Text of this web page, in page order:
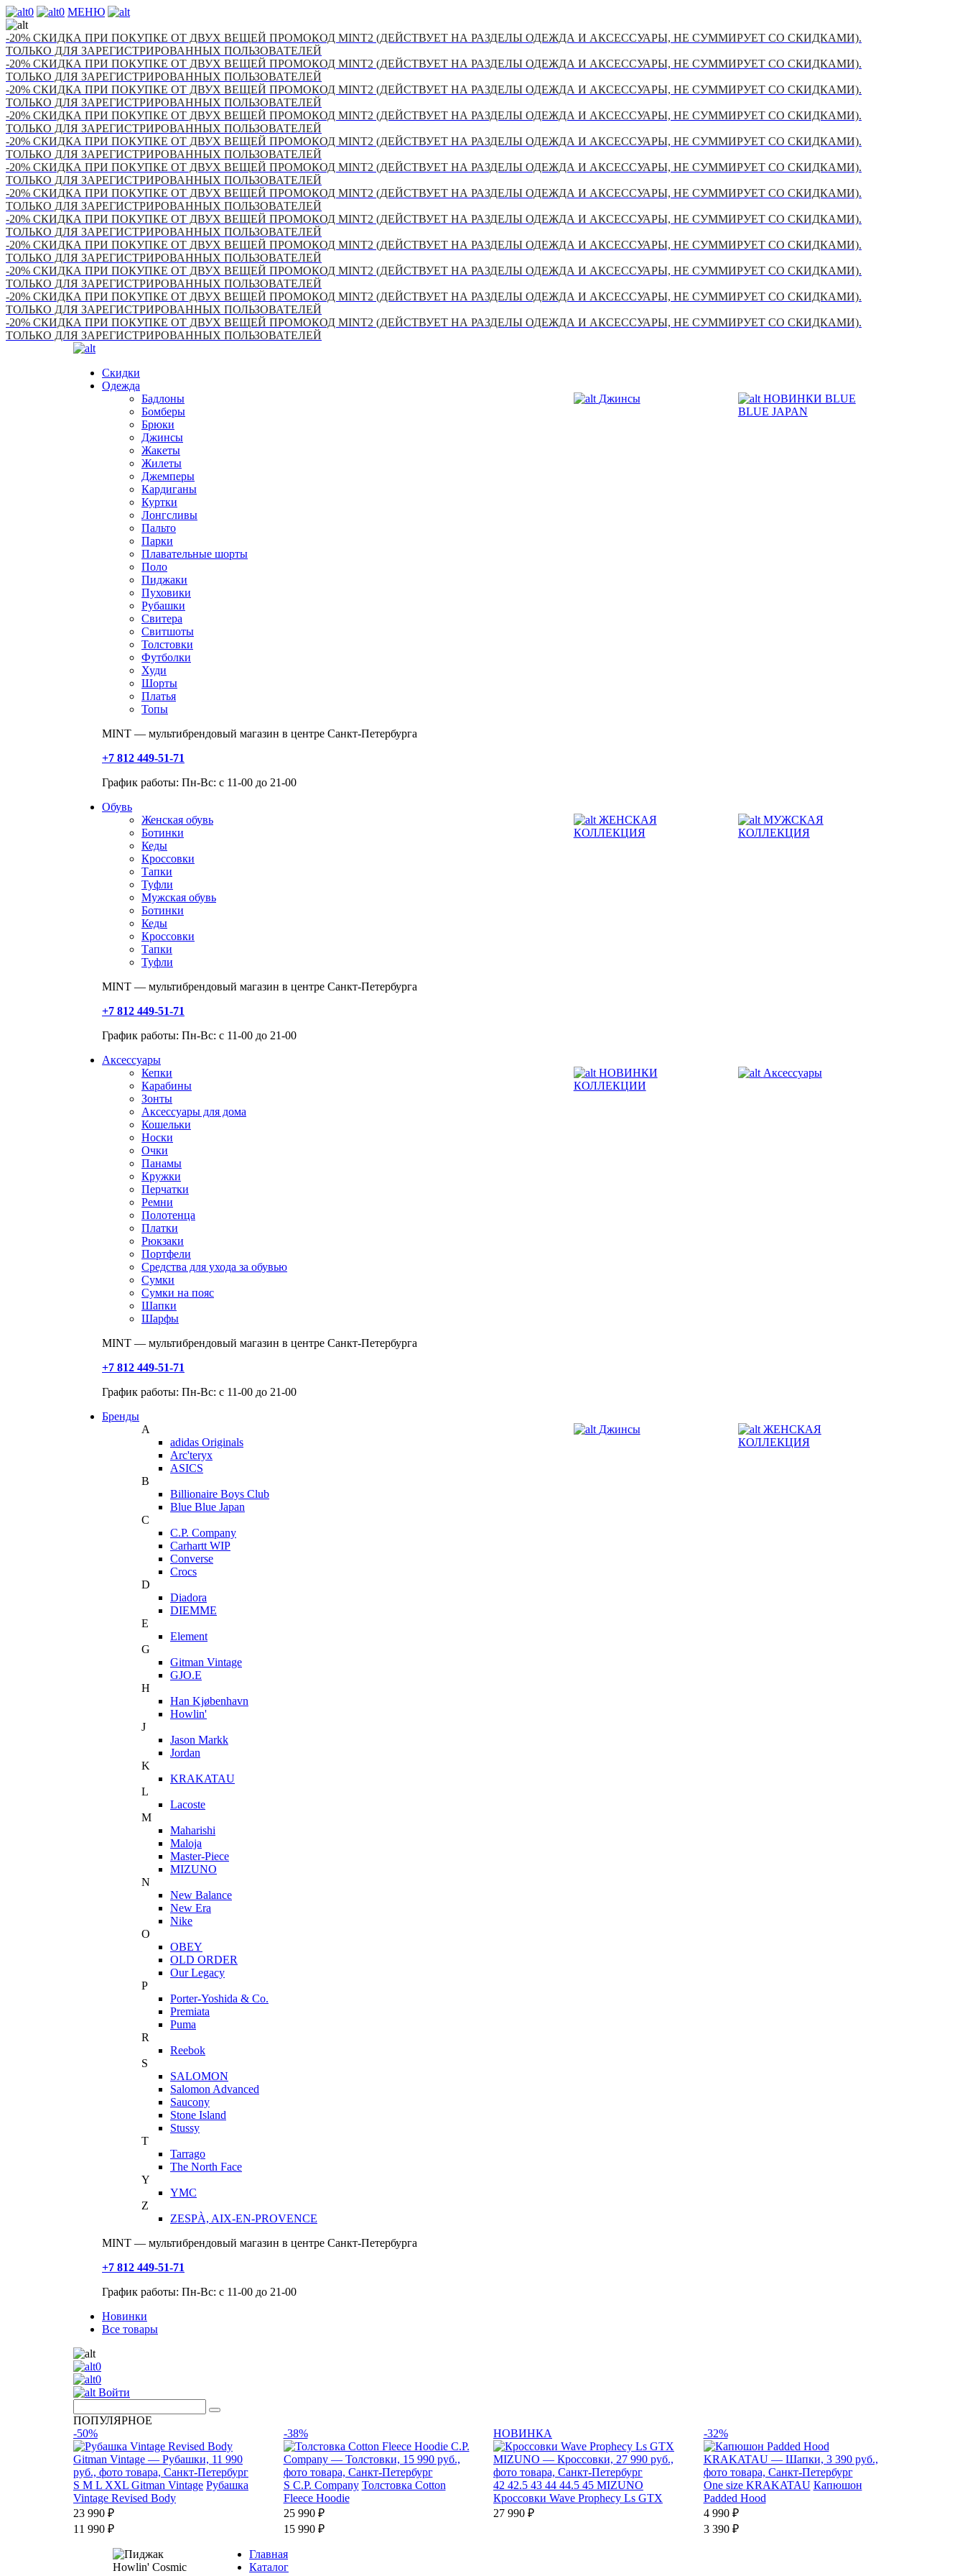
0 0 МЕНЮ
-20% СКИДКА ПРИ ПОКУПКЕ ОТ ДВУХ ВЕЩЕЙ ПРОМОКОД MINT2 (ДЕЙСТВУЕТ НА РАЗДЕЛЫ ОДЕЖДА И АКСЕССУАРЫ, НЕ СУММИРУЕТ СО СКИДКАМИ).
ТОЛЬКО ДЛЯ ЗАРЕГИСТРИРОВАННЫХ ПОЛЬЗОВАТЕЛЕЙ
-20% СКИДКА ПРИ ПОКУПКЕ ОТ ДВУХ ВЕЩЕЙ ПРОМОКОД MINT2 (ДЕЙСТВУЕТ НА РАЗДЕЛЫ ОДЕЖДА И АКСЕССУАРЫ, НЕ СУММИРУЕТ СО СКИДКАМИ).
ТОЛЬКО ДЛЯ ЗАРЕГИСТРИРОВАННЫХ ПОЛЬЗОВАТЕЛЕЙ
-20% СКИДКА ПРИ ПОКУПКЕ ОТ ДВУХ ВЕЩЕЙ ПРОМОКОД MINT2 (ДЕЙСТВУЕТ НА РАЗДЕЛЫ ОДЕЖДА И АКСЕССУАРЫ, НЕ СУММИРУЕТ СО СКИДКАМИ).
ТОЛЬКО ДЛЯ ЗАРЕГИСТРИРОВАННЫХ ПОЛЬЗОВАТЕЛЕЙ
-20% СКИДКА ПРИ ПОКУПКЕ ОТ ДВУХ ВЕЩЕЙ ПРОМОКОД MINT2 (ДЕЙСТВУЕТ НА РАЗДЕЛЫ ОДЕЖДА И АКСЕССУАРЫ, НЕ СУММИРУЕТ СО СКИДКАМИ).
ТОЛЬКО ДЛЯ ЗАРЕГИСТРИРОВАННЫХ ПОЛЬЗОВАТЕЛЕЙ
-20% СКИДКА ПРИ ПОКУПКЕ ОТ ДВУХ ВЕЩЕЙ ПРОМОКОД MINT2 (ДЕЙСТВУЕТ НА РАЗДЕЛЫ ОДЕЖДА И АКСЕССУАРЫ, НЕ СУММИРУЕТ СО СКИДКАМИ).
ТОЛЬКО ДЛЯ ЗАРЕГИСТРИРОВАННЫХ ПОЛЬЗОВАТЕЛЕЙ
-20% СКИДКА ПРИ ПОКУПКЕ ОТ ДВУХ ВЕЩЕЙ ПРОМОКОД MINT2 (ДЕЙСТВУЕТ НА РАЗДЕЛЫ ОДЕЖДА И АКСЕССУАРЫ, НЕ СУММИРУЕТ СО СКИДКАМИ).
ТОЛЬКО ДЛЯ ЗАРЕГИСТРИРОВАННЫХ ПОЛЬЗОВАТЕЛЕЙ
-20% СКИДКА ПРИ ПОКУПКЕ ОТ ДВУХ ВЕЩЕЙ ПРОМОКОД MINT2 (ДЕЙСТВУЕТ НА РАЗДЕЛЫ ОДЕЖДА И АКСЕССУАРЫ, НЕ СУММИРУЕТ СО СКИДКАМИ).
ТОЛЬКО ДЛЯ ЗАРЕГИСТРИРОВАННЫХ ПОЛЬЗОВАТЕЛЕЙ
-20% СКИДКА ПРИ ПОКУПКЕ ОТ ДВУХ ВЕЩЕЙ ПРОМОКОД MINT2 (ДЕЙСТВУЕТ НА РАЗДЕЛЫ ОДЕЖДА И АКСЕССУАРЫ, НЕ СУММИРУЕТ СО СКИДКАМИ).
ТОЛЬКО ДЛЯ ЗАРЕГИСТРИРОВАННЫХ ПОЛЬЗОВАТЕЛЕЙ
-20% СКИДКА ПРИ ПОКУПКЕ ОТ ДВУХ ВЕЩЕЙ ПРОМОКОД MINT2 (ДЕЙСТВУЕТ НА РАЗДЕЛЫ ОДЕЖДА И АКСЕССУАРЫ, НЕ СУММИРУЕТ СО СКИДКАМИ).
ТОЛЬКО ДЛЯ ЗАРЕГИСТРИРОВАННЫХ ПОЛЬЗОВАТЕЛЕЙ
-20% СКИДКА ПРИ ПОКУПКЕ ОТ ДВУХ ВЕЩЕЙ ПРОМОКОД MINT2 (ДЕЙСТВУЕТ НА РАЗДЕЛЫ ОДЕЖДА И АКСЕССУАРЫ, НЕ СУММИРУЕТ СО СКИДКАМИ).
ТОЛЬКО ДЛЯ ЗАРЕГИСТРИРОВАННЫХ ПОЛЬЗОВАТЕЛЕЙ
-20% СКИДКА ПРИ ПОКУПКЕ ОТ ДВУХ ВЕЩЕЙ ПРОМОКОД MINT2 (ДЕЙСТВУЕТ НА РАЗДЕЛЫ ОДЕЖДА И АКСЕССУАРЫ, НЕ СУММИРУЕТ СО СКИДКАМИ).
ТОЛЬКО ДЛЯ ЗАРЕГИСТРИРОВАННЫХ ПОЛЬЗОВАТЕЛЕЙ
-20% СКИДКА ПРИ ПОКУПКЕ ОТ ДВУХ ВЕЩЕЙ ПРОМОКОД MINT2 (ДЕЙСТВУЕТ НА РАЗДЕЛЫ ОДЕЖДА И АКСЕССУАРЫ, НЕ СУММИРУЕТ СО СКИДКАМИ).
ТОЛЬКО ДЛЯ ЗАРЕГИСТРИРОВАННЫХ ПОЛЬЗОВАТЕЛЕЙ
Скидки
Одежда
Бадлоны
Бомберы
Брюки
Джинсы
Жакеты
Жилеты
Джемперы
Кардиганы
Куртки
Лонгсливы
Пальто
Парки
Плавательные шорты
Поло
Пиджаки
Пуховики
Рубашки
Свитера
Свитшоты
Толстовки
Футболки
Худи
Шорты
Платья
Топы
Джинсы
НОВИНКИ BLUE
BLUE JAPAN
MINT — мультибрендовый магазин в центре Санкт-Петербурга
+7 812 449-51-71
График работы: Пн-Вс: с 11-00 до 21-00
Обувь
Женская обувь
Ботинки
Кеды
Кроссовки
Тапки
Туфли
Мужская обувь
Ботинки
Кеды
Кроссовки
Тапки
Туфли
ЖЕНСКАЯ
КОЛЛЕКЦИЯ
МУЖСКАЯ
КОЛЛЕКЦИЯ
MINT — мультибрендовый магазин в центре Санкт-Петербурга
+7 812 449-51-71
График работы: Пн-Вс: с 11-00 до 21-00
Аксессуары
Кепки
Карабины
Зонты
Аксессуары для дома
Кошельки
Носки
Очки
Панамы
Кружки
Перчатки
Ремни
Полотенца
Платки
Рюкзаки
Портфели
Средства для ухода за обувью
Сумки
Сумки на пояс
Шапки
Шарфы
НОВИНКИ
КОЛЛЕКЦИИ
Аксессуары
MINT — мультибрендовый магазин в центре Санкт-Петербурга
+7 812 449-51-71
График работы: Пн-Вс: с 11-00 до 21-00
Бренды
A
adidas Originals
Arc'teryx
ASICS
B
Billionaire Boys Club
Blue Blue Japan
C
C.P. Company
Carhartt WIP
Converse
Crocs
D
Diadora
DIEMME
E
Element
G
Gitman Vintage
GJO.E
H
Han Kjøbenhavn
Howlin'
J
Jason Markk
Jordan
K
KRAKATAU
L
Lacoste
M
Maharishi
Maloja
Master-Piece
MIZUNO
N
New Balance
New Era
Nike
O
OBEY
OLD ORDER
Our Legacy
P
Porter-Yoshida & Co.
Premiata
Puma
R
Reebok
S
SALOMON
Salomon Advanced
Saucony
Stone Island
Stussy
T
Tarrago
The North Face
Y
YMC
Z
ZESPÀ, AIX-EN-PROVENCE
Джинсы
ЖЕНСКАЯ
КОЛЛЕКЦИЯ
MINT — мультибрендовый магазин в центре Санкт-Петербурга
+7 812 449-51-71
График работы: Пн-Вс: с 11-00 до 21-00
Новинки
Все товары
0
0
Войти
ПОПУЛЯРНОЕ
-50%
S M L XXL Gitman Vintage Рубашка
Vintage Revised Body
23 990 ₽
11 990 ₽
-38%
S C.P. Company Толстовка Cotton
Fleece Hoodie
25 990 ₽
15 990 ₽
НОВИНКА
42 42.5 43 44 44.5 45 MIZUNO
Кроссовки Wave Prophecy Ls GTX
27 990 ₽
-32%
One size KRAKATAU Капюшон
Padded Hood
4 990 ₽
3 390 ₽
Главная
Каталог